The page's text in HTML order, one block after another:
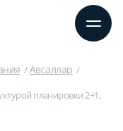
Авсаллар
планировки 2+1,